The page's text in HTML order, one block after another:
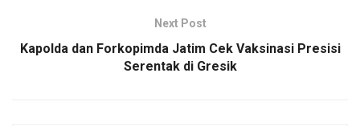
Next Post
Kapolda dan Forkopimda Jatim Cek Vaksinasi Presisi
Serentak di Gresik